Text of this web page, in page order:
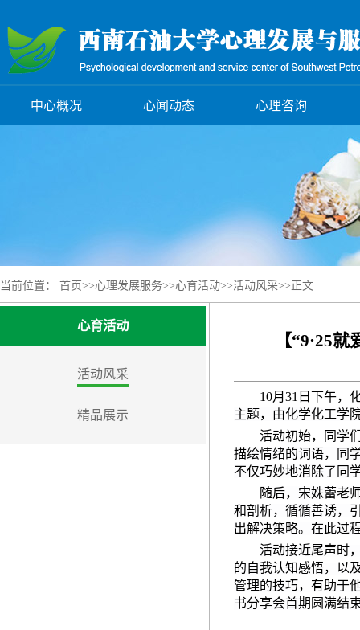
中心概况 心闻动态 心理咨询
当前位置： 首页>>心理发展服务>>心育活动>>活动风采>> 正文
心育活动
活动风采
精品展示
【“9·25
10月 31 日下午，
主题，由化学化工学
活动初始，同学
描绘情绪的词语，同
不仅巧妙地消除了同
随后，宋姝蕾老
和剖析，循循善诱，
出解决策略。在此过
活动接近尾声时
的自我认知感悟，以
管理的技巧，有助于
书分享会首期圆满结